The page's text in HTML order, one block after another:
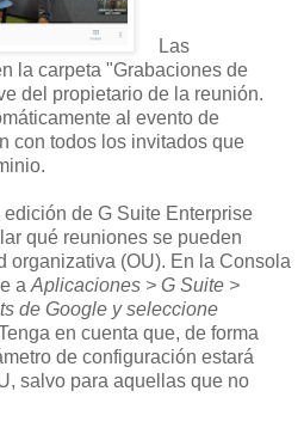
Las
la carpeta "Grabaciones de
del propietario de la reunión.
al evento de
con todos los invitados que
de G Suite Enterprise
qué reuniones se pueden
organizativa (OU). En la Consola
a Aplicaciones > G Suite >
de Google y seleccione
en cuenta que, de forma
de configuración estará
salvo para aquellas que no